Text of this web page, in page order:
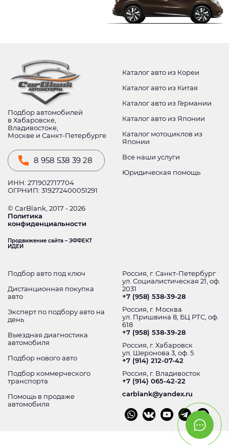
Подбор автомобилей
в Хабаровске,
Владивостоке,
Москве и Санкт-Петербурге
8 958 538 39 28
ИНН: 271902717704
ОГРНИП: 319272400051291
© CarBlank, 2017 - 2026
Политика
конфиденциальности
Продвижение сайта – ЭФФЕКТ
ИДЕИ
Каталог авто из Кореи
Каталог авто из Китая
Каталог авто из Германии
Каталог авто из Японии
Каталог мотоциклов из
Японии
Все наши услуги
Юридическая помощь
Подбор авто под ключ
Дистанционная покупка
авто
Эксперт по подбору авто на
день
Выездная диагностика
автомобиля
Подбор нового авто
Подбор коммерческого
транспорта
Помощь в продаже
автомобиля
Россия, г. Санкт-Петербург
ул. Социалистическая 21, оф.
2031
+7 (958) 538-39-28
Россия, г. Москва
ул. Пришвина 8, БЦ РТС, оф.
618
+7 (958) 538-39-28
Россия, г. Хабаровск
ул. Шеронова 3, оф. 5
+7 (914) 212-07-42
Россия, г. Владивосток
+7 (914) 065-42-22
carblank@yandex.ru